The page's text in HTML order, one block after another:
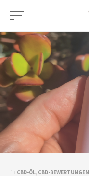
Skip
content
CBD-ÖL, CBD-BEWERTUNGEN